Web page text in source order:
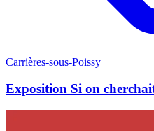
Carrières-sous-Poissy
Exposition Si on